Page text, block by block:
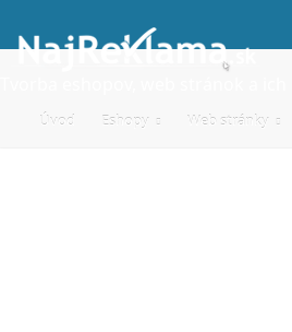
Úvod Eshopy Web stránky